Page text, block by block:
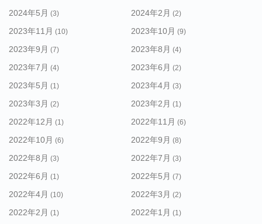
2024年5月 (3) 2024年2月 (2)
2023年11月 (10) 2023年10月 (9)
2023年9月 (7) 2023年8月 (4)
2023年7月 (4) 2023年6月 (2)
2023年5月 (1) 2023年4月 (3)
2023年3月 (2) 2023年2月 (1)
2022年12月 (1) 2022年11月 (6)
2022年10月 (6) 2022年9月 (8)
2022年8月 (3) 2022年7月 (3)
2022年6月 (1) 2022年5月 (7)
2022年4月 (10) 2022年3月 (2)
2022年2月 (1) 2022年1月 (1)